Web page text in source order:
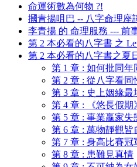
命運術數為何物 ?!
摑青揚咀巴 -- 八字命理座
李青揚 的 命理服務 --- 前
第 2 本必看的八字書 之
第 2 本必看的八字書之夏
第 1 章 : 如何批同年
第 2 章 : 從八字看同
第 3 章 : 史上姻緣最
第 4 章 : 《悠長假期
第 5 章 : 事業嬴家失
第 6 章 : 萬物靜觀皆
第 7 章 : 身高比賽
第 8 章 : 患難見真情